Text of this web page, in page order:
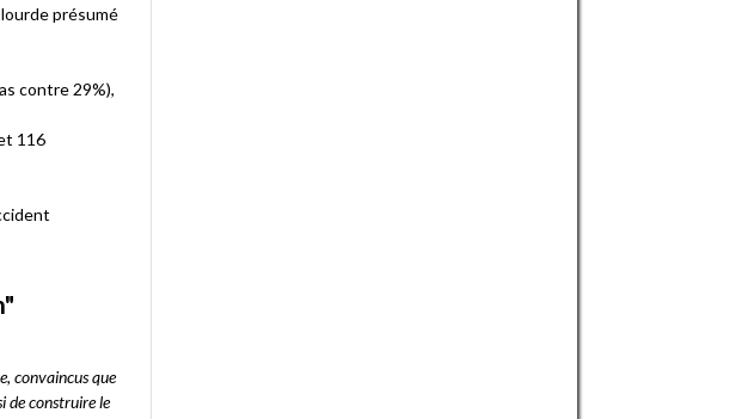
présumé
contre 29%),
116
convaincus que
de construire le